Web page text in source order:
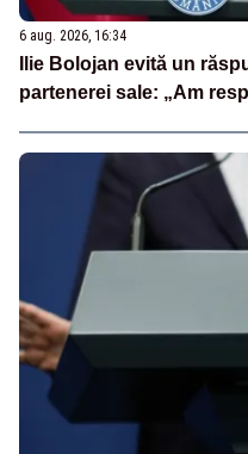
6 aug. 2026, 16:34
Ilie Bolojan evită un
partenerei sale: „Am